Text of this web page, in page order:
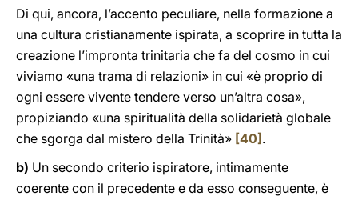
Di qui, ancora, l’accento peculiare, nella formazione a
una cultura cristianamente ispirata, a scoprire in tutta la
creazione l’impronta trinitaria che fa del cosmo in cui
viviamo «una trama di relazioni» in cui «è proprio di
ogni essere vivente tendere verso un’altra cosa»,
propiziando «una spiritualità della solidarietà globale
che sgorga dal mistero della Trinità» [40] .
b) Un secondo criterio ispiratore, intimamente
coerente con il precedente e da esso conseguente, è